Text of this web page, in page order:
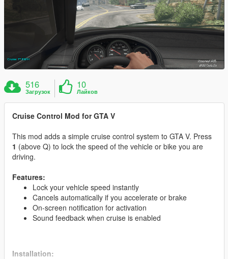
516
Загрузок
10
Лайков
Cruise Control Mod for GTA V
This mod adds a simple cruise control system to GTA V. Press
1 (above Q) to lock the speed of the vehicle or bike you are
driving.
Features:
Lock your vehicle speed instantly
Cancels automatically if you accelerate or brake
On-screen notification for activation
Sound feedback when cruise is enabled
Installation: